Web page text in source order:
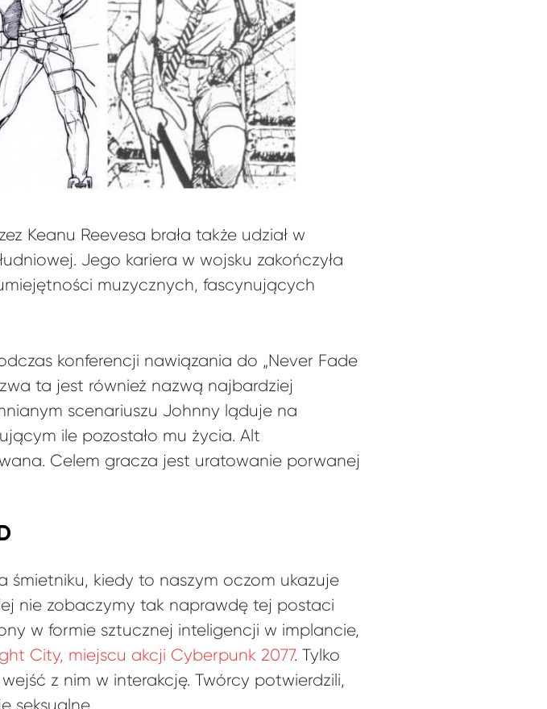
Keanu Reevesa brała także udział w
Jego kariera w wojsku zakończyła
muzycznych, fascynujących
konferencji nawiązania do „Never Fade
ta jest również nazwą najbardziej
scenariuszu Johnny ląduje na
ile pozostało mu życia. Alt
Celem gracza jest uratowanie porwanej
śmietniku, kiedy to naszym oczom ukazuje
nie zobaczymy tak naprawdę tej postaci
w formie sztucznej inteligencji w implancie,
City, miejscu akcji Cyberpunk 2077. Tylko
z nim w interakcję. Twórcy potwierdzili,
seksualne.